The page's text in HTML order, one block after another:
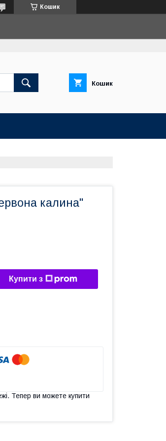
Кошик
Кошик
калина"
Купити з
Тепер ви можете купити